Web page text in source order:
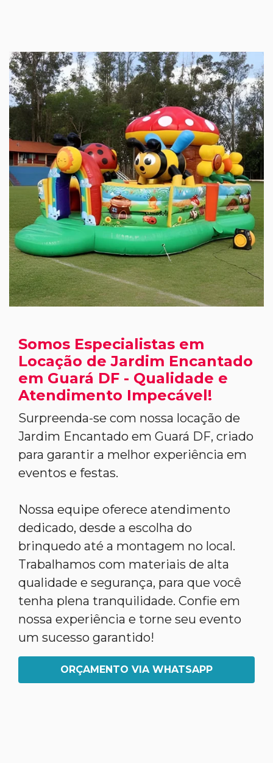
Somos Especialistas em
Locação de Jardim Encantado
em Guará DF - Qualidade e
Atendimento Impecável!
Surpreenda-se com nossa locação de
Jardim Encantado em Guará DF, criado
para garantir a melhor experiência em
eventos e festas.
Nossa equipe oferece atendimento
dedicado, desde a escolha do
brinquedo até a montagem no local.
Trabalhamos com materiais de alta
qualidade e segurança, para que você
tenha plena tranquilidade. Confie em
nossa experiência e torne seu evento
um sucesso garantido!
ORÇAMENTO VIA WHATSAPP